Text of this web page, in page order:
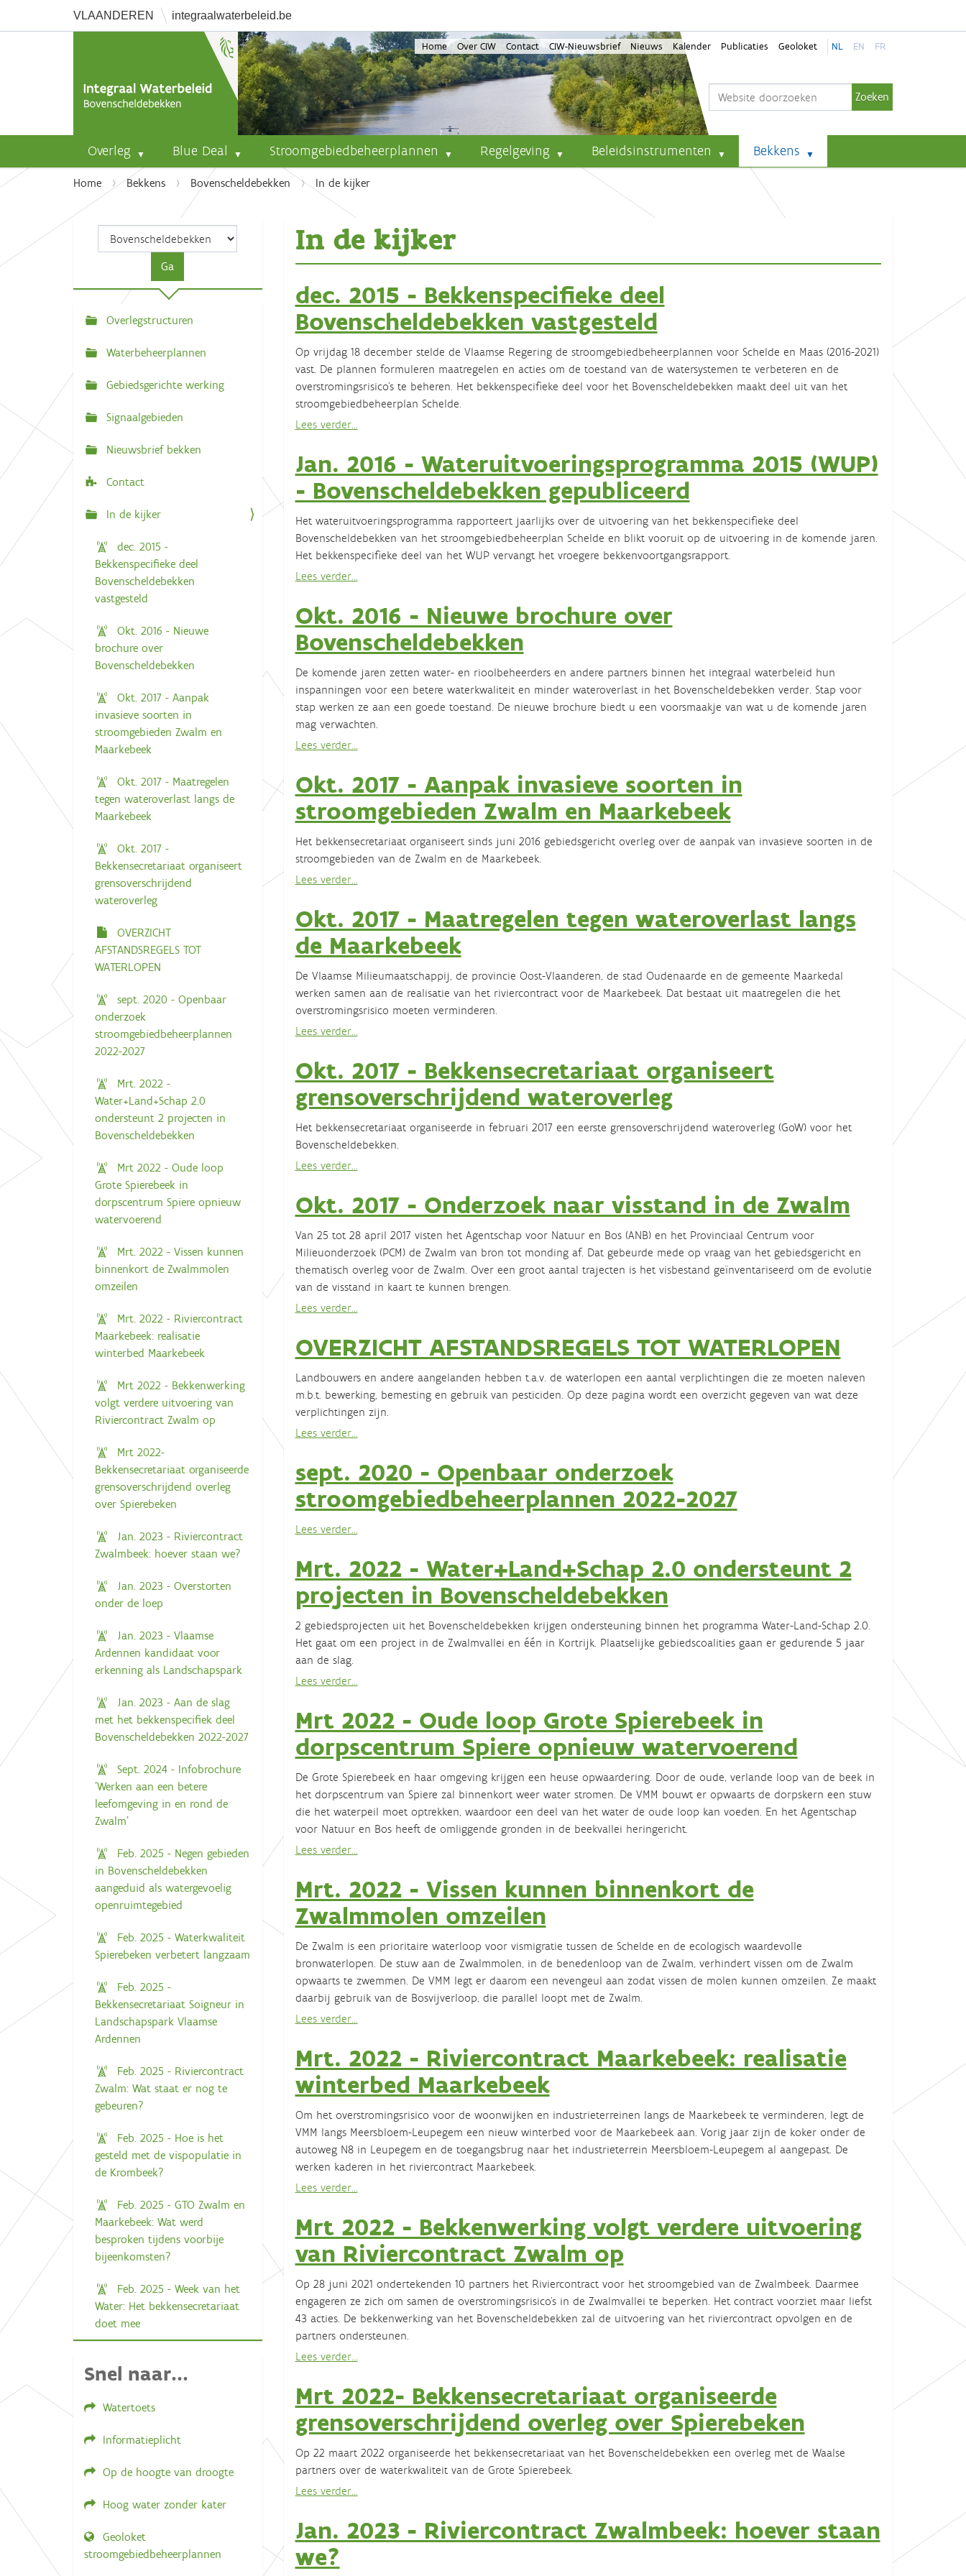
VLAANDEREN integraalwaterbeleid.be
Home Over CIW Contact CIW-Nieuwsbrief Nieuws Kalender Publicaties Geoloket NL EN FR
Overleg Blue Deal Stroomgebiedbeheerplannen Regelgeving Beleidsinstrumenten Bekkens
U
e
Home Bekkens Bovenscheldebekken In de kijker
In de kijker
dec. 2015 - Bekkenspecifieke deel
Bovenscheldebekken vastgesteld
Op vrijdag 18 december stelde de Vlaamse Regering de stroomgebiedbeheerplannen voor Schelde en Maas (2016-2021)
vast. De plannen formuleren maatregelen en acties om de toestand van de watersystemen te verbeteren en de
overstromingsrisico's te beheren. Het bekkenspecifieke deel voor het Bovenscheldebekken maakt deel uit van het
stroomgebiedbeheerplan Schelde.
Lees verder...
Jan. 2016 - Wateruitvoeringsprogramma 2015 (WUP)
- Bovenscheldebekken gepubliceerd
Het wateruitvoeringsprogramma rapporteert jaarlijks over de uitvoering van het bekkenspecifieke deel
Bovenscheldebekken van het stroomgebiedbeheerplan Schelde en blikt vooruit op de uitvoering in de komende jaren.
Het bekkenspecifieke deel van het WUP vervangt het vroegere bekkenvoortgangsrapport.
Lees verder...
Okt. 2016 - Nieuwe brochure over
Bovenscheldebekken
De komende jaren zetten water- en rioolbeheerders en andere partners binnen het integraal waterbeleid hun
inspanningen voor een betere waterkwaliteit en minder wateroverlast in het Bovenscheldebekken verder. Stap voor
stap werken ze aan een goede toestand. De nieuwe brochure biedt u een voorsmaakje van wat u de komende jaren
mag verwachten.
Lees verder...
Okt. 2017 - Aanpak invasieve soorten in
stroomgebieden Zwalm en Maarkebeek
Het bekkensecretariaat organiseert sinds juni 2016 gebiedsgericht overleg over de aanpak van invasieve soorten in de
stroomgebieden van de Zwalm en de Maarkebeek.
Lees verder...
Okt. 2017 - Maatregelen tegen wateroverlast langs
de Maarkebeek
De Vlaamse Milieumaatschappij, de provincie Oost-Vlaanderen, de stad Oudenaarde en de gemeente Maarkedal
werken samen aan de realisatie van het riviercontract voor de Maarkebeek. Dat bestaat uit maatregelen die het
overstromingsrisico moeten verminderen.
Lees verder...
Okt. 2017 - Bekkensecretariaat organiseert
grensoverschrijdend wateroverleg
Het bekkensecretariaat organiseerde in februari 2017 een eerste grensoverschrijdend wateroverleg (GoW) voor het
Bovenscheldebekken.
Lees verder...
Okt. 2017 - Onderzoek naar visstand in de Zwalm
Van 25 tot 28 april 2017 visten het Agentschap voor Natuur en Bos (ANB) en het Provinciaal Centrum voor
Milieuonderzoek (PCM) de Zwalm van bron tot monding af. Dat gebeurde mede op vraag van het gebiedsgericht en
thematisch overleg voor de Zwalm. Over een groot aantal trajecten is het visbestand geïnventariseerd om de evolutie
van de visstand in kaart te kunnen brengen.
Lees verder...
OVERZICHT AFSTANDSREGELS TOT WATERLOPEN
Landbouwers en andere aangelanden hebben t.a.v. de waterlopen een aantal verplichtingen die ze moeten naleven
m.b.t. bewerking, bemesting en gebruik van pesticiden. Op deze pagina wordt een overzicht gegeven van wat deze
verplichtingen zijn.
Lees verder...
sept. 2020 - Openbaar onderzoek
stroomgebiedbeheerplannen 2022-2027
Lees verder...
Mrt. 2022 - Water+Land+Schap 2.0 ondersteunt 2
projecten in Bovenscheldebekken
2 gebiedsprojecten uit het Bovenscheldebekken krijgen ondersteuning binnen het programma Water-Land-Schap 2.0.
Het gaat om een project in de Zwalmvallei en één in Kortrijk. Plaatselijke gebiedscoalities gaan er gedurende 5 jaar
aan de slag.
Lees verder...
Mrt 2022 - Oude loop Grote Spierebeek in
dorpscentrum Spiere opnieuw watervoerend
De Grote Spierebeek en haar omgeving krijgen een heuse opwaardering. Door de oude, verlande loop van de beek in
het dorpscentrum van Spiere zal binnenkort weer water stromen. De VMM bouwt er opwaarts de dorpskern een stuw
die het waterpeil moet optrekken, waardoor een deel van het water de oude loop kan voeden. En het Agentschap
voor Natuur en Bos heeft de omliggende gronden in de beekvallei heringericht.
Lees verder...
Mrt. 2022 - Vissen kunnen binnenkort de
Zwalmmolen omzeilen
De Zwalm is een prioritaire waterloop voor vismigratie tussen de Schelde en de ecologisch waardevolle
bronwaterlopen. De stuw aan de Zwalmmolen, in de benedenloop van de Zwalm, verhindert vissen om de Zwalm
opwaarts te zwemmen. De VMM legt er daarom een nevengeul aan zodat vissen de molen kunnen omzeilen. Ze maakt
daarbij gebruik van de Bosvijverloop, die parallel loopt met de Zwalm.
Lees verder...
Mrt. 2022 - Riviercontract Maarkebeek: realisatie
winterbed Maarkebeek
Om het overstromingsrisico voor de woonwijken en industrieterreinen langs de Maarkebeek te verminderen, legt de
VMM langs Meersbloem-Leupegem een nieuw winterbed voor de Maarkebeek aan. Vorig jaar zijn de koker onder de
autoweg N8 in Leupegem en de toegangsbrug naar het industrieterrein Meersbloem-Leupegem al aangepast. De
werken kaderen in het riviercontract Maarkebeek.
Lees verder...
Mrt 2022 - Bekkenwerking volgt verdere uitvoering
van Riviercontract Zwalm op
Op 28 juni 2021 ondertekenden 10 partners het Riviercontract voor het stroomgebied van de Zwalmbeek. Daarmee
engageren ze zich om samen de overstromingsrisico’s in de Zwalmvallei te beperken. Het contract voorziet maar liefst
43 acties. De bekkenwerking van het Bovenscheldebekken zal de uitvoering van het riviercontract opvolgen en de
partners ondersteunen.
Lees verder...
Mrt 2022- Bekkensecretariaat organiseerde
grensoverschrijdend overleg over Spierebeken
Op 22 maart 2022 organiseerde het bekkensecretariaat van het Bovenscheldebekken een overleg met de Waalse
partners over de waterkwaliteit van de Grote Spierebeek.
Lees verder...
Jan. 2023 - Riviercontract Zwalmbeek: hoever staan
we?
N
a
i
g
t
Overlegstructuren
Waterbeheerplannen
Gebiedsgerichte werking
Signaalgebieden
Nieuwsbrief bekken
Contact
In de kijker
dec. 2015 -
Bekkenspecifieke deel
Bovenscheldebekken
vastgesteld
Okt. 2016 - Nieuwe
brochure over
Bovenscheldebekken
Okt. 2017 - Aanpak
invasieve soorten in
stroomgebieden Zwalm en
Maarkebeek
Okt. 2017 - Maatregelen
tegen wateroverlast langs de
Maarkebeek
Okt. 2017 -
Bekkensecretariaat organiseert
grensoverschrijdend
wateroverleg
OVERZICHT
AFSTANDSREGELS TOT
WATERLOPEN
sept. 2020 - Openbaar
onderzoek
stroomgebiedbeheerplannen
2022-2027
Mrt. 2022 -
Water+Land+Schap 2.0
ondersteunt 2 projecten in
Bovenscheldebekken
Mrt 2022 - Oude loop
Grote Spierebeek in
dorpscentrum Spiere opnieuw
watervoerend
Mrt. 2022 - Vissen kunnen
binnenkort de Zwalmmolen
omzeilen
Mrt. 2022 - Riviercontract
Maarkebeek: realisatie
winterbed Maarkebeek
Mrt 2022 - Bekkenwerking
volgt verdere uitvoering van
Riviercontract Zwalm op
Mrt 2022-
Bekkensecretariaat organiseerde
grensoverschrijdend overleg
over Spierebeken
Jan. 2023 - Riviercontract
Zwalmbeek: hoever staan we?
Jan. 2023 - Overstorten
onder de loep
Jan. 2023 - Vlaamse
Ardennen kandidaat voor
erkenning als Landschapspark
Jan. 2023 - Aan de slag
met het bekkenspecifiek deel
Bovenscheldebekken 2022-2027
Sept. 2024 - Infobrochure
'Werken aan een betere
leefomgeving in en rond de
Zwalm'
Feb. 2025 - Negen gebieden
in Bovenscheldebekken
aangeduid als watergevoelig
openruimtegebied
Feb. 2025 - Waterkwaliteit
Spierebeken verbetert langzaam
Feb. 2025 -
Bekkensecretariaat Soigneur in
Landschapspark Vlaamse
Ardennen
Feb. 2025 - Riviercontract
Zwalm: Wat staat er nog te
gebeuren?
Feb. 2025 - Hoe is het
gesteld met de vispopulatie in
de Krombeek?
Feb. 2025 - GTO Zwalm en
Maarkebeek: Wat werd
besproken tijdens voorbije
bijeenkomsten?
Feb. 2025 - Week van het
Water: Het bekkensecretariaat
doet mee
Snel naar...
Watertoets
Informatieplicht
Op de hoogte van droogte
Hoog water zonder kater
Geoloket
stroomgebiedbeheerplannen